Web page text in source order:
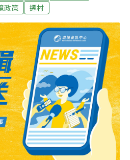
，今年8月份已經選出陽明海
毛港聚落真的就要灰飛湮滅
，卻沒想到是來說再見的。來
，朝著大林火力發電廠那三根
紅毛港。大多數的老房舍都已
碎瓦礫堆滿地上，幾戶還未搬
再往聚落深處走去，就可以看
子，替這個將近400年的漁村
日餘暉下的小鎮免不了感傷的
當時的紅毛港還
政策 遷村